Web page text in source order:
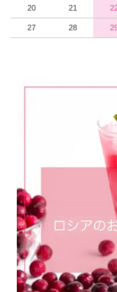
20 21
27 28